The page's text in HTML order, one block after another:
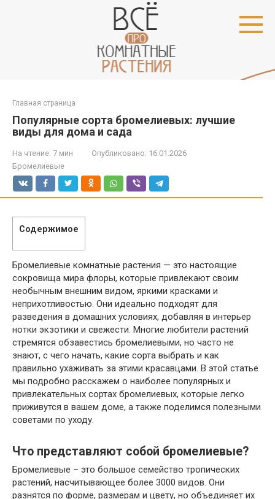
Главная страница
Популярные сорта бромелиевых: лучшие
виды для дома и сада
На чтение: 7 мин Опубликовано: 16.01.2026
Бромелиевые
Содержимое
Бромелиевые комнатные растения — это настоящие
сокровища мира флоры, которые привлекают своим
необычным внешним видом, яркими красками и
неприхотливостью. Они идеально подходят для
разведения в домашних условиях, добавляя в интерьер
нотки экзотики и свежести. Многие любители растений
стремятся обзавестись бромелиевыми, но часто не
знают, с чего начать, какие сорта выбрать и как
правильно ухаживать за этими красавцами. В этой статье
мы подробно расскажем о наиболее популярных и
привлекательных сортах бромелиевых, которые легко
приживутся в вашем доме, а также поделимся полезными
советами по уходу.
Что представляют собой бромелиевые?
Бромелиевые – это большое семейство тропических
растений, насчитывающее более 3000 видов. Они
разнятся по форме, размерам и цвету, но объединяет их